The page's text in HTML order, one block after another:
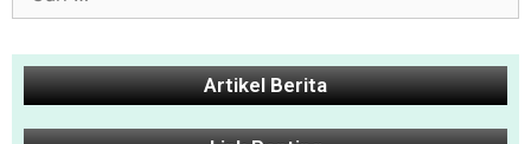
Artikel Berita